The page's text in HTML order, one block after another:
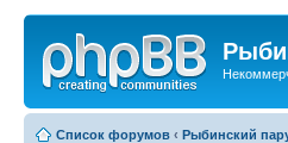
Список форумов ‹ Рыбинский